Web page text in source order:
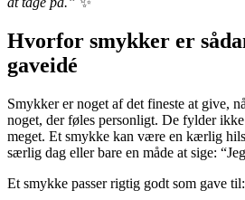
Hvorfor smykker er
gaveidé
Smykker er noget af det fineste at give,
noget, der føles personligt. De fylder
meget. Et smykke kan være en kærlig
særlig dag eller bare en måde at sige:
Et smykke passer rigtig godt som gave til: